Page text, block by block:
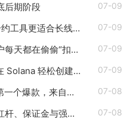
后期阶段 07-09
更适合长线持仓？ 07-09
钱”？（详解资金费率） 07-09
松创建你的 Pump 代币 07-09
来自它的「曾用名」 07-08
保证金与强平机制 07-08